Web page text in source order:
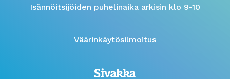
Isännöitsijöiden puhelinaika arkisin klo 9-10
Väärinkäytösilmoitus